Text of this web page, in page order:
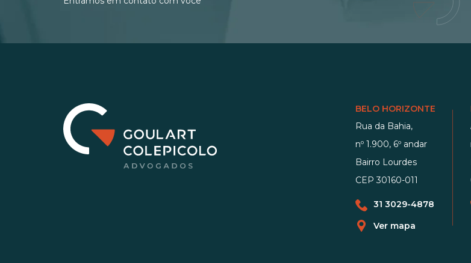
BELO HORIZONTE
Rua da Bahia,
nº 1.900, 6º andar
Bairro Lourdes
CEP 30160-011
31 3029-4878
Ver mapa